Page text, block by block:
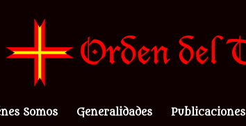
Somos Generalidades Publicaciones